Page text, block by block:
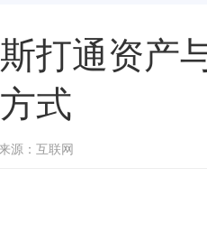
打通资产
式
源：互联网